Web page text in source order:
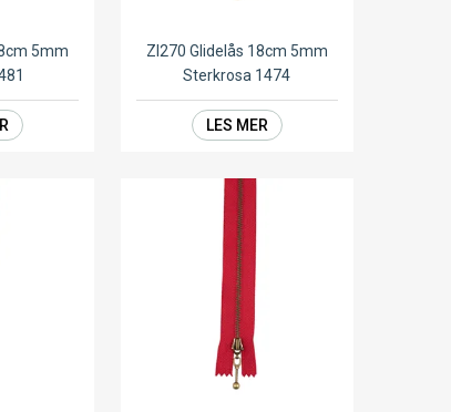
5mm
ZI270 Glidelås 18cm 5mm
Sterkrosa 1474
LES MER